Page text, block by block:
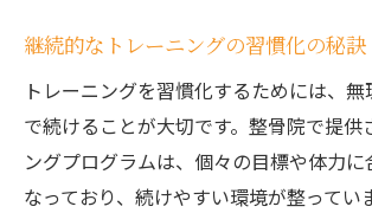
継続的なトレーニングの習慣化の秘訣
トレーニングを習慣化するためには、
で続けることが大切です。整骨院で提供
ングプログラムは、個々の目標や体力に
なっており、続けやすい環境が整ってい